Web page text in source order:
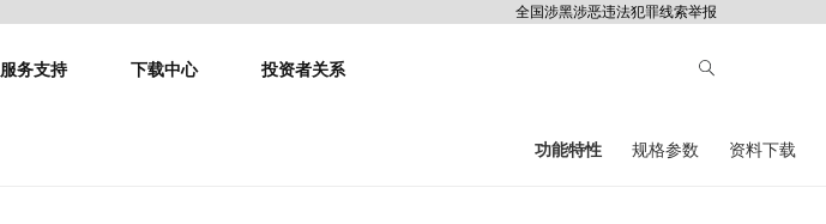
全国涉黑涉恶违法犯罪线索举报
服务支持 下载中心 投资者关系
功能特性 规格参数 资料下载